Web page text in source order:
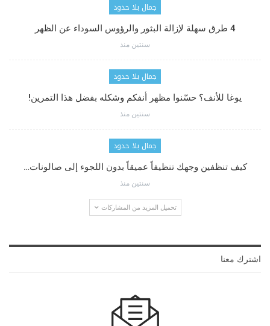
جمال بلا حدود
4 طرق سهلة لإزالة البثور والرؤوس السوداء عن الظهر
سنتين منذ
جمال بلا حدود
يوغا للأنف؟ حسّنوا مظهر أنفكم وشكله بفضل هذا التمرين!
سنتين منذ
جمال بلا حدود
كيف تنظفين وجهك تنظيفاً عميقاً بدون اللجوء إلى صالونات…
سنتين منذ
تحميل المزيد من المشاركات
اشترك معنا